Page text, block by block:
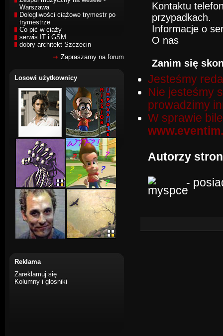
Warszawa
Dolegliwości ciążowe trymestr po
trymestrze
Co pić w ciąży
serwis IT i GSM
dobry architekt Szczecin
Zapraszamy na forum
Losowi użytkownicy
Reklama
Zareklamuj się
Kolumny i glosniki
Kontaktu
przypadkach.
Informacje o
O nas
Zanim się
Jesteśmy
Nie jesteśmy
prowadzimy
W sprawie
Autorzy
-